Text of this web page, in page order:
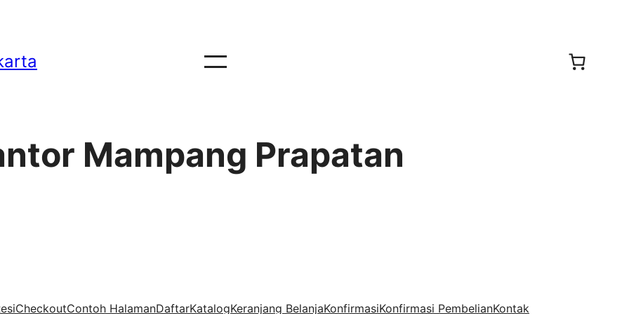
Mampang Prapatan
CheckoutContoh HalamanDaftarKatalogKeranjang BelanjaKonfirmasiKonfirmasi PembelianKontak